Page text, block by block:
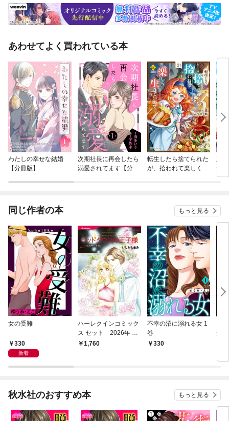
あわせてよく買われている本
わたしの幸せな結婚
【分冊版】
次期社長に再会したら
溺愛されてます【分冊
転生したら捨てられた
が、拾われて楽しく生
た
り
同じ作者の本 もっと見る
女の受難
330
新着
ハーレクインコミック
ス セット 2026年 vo
l.921
1,760
不幸の沼に溺れる女 1
巻
330
が
秋水社のおすすめ本 もっと見る